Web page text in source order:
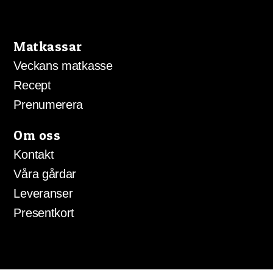
Matkassar
Veckans matkasse
Recept
Prenumerera
Om oss
Kontakt
Våra gårdar
Leveranser
Presentkort